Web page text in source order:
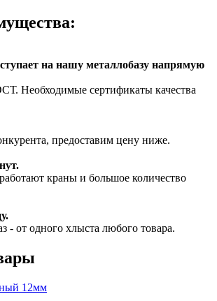
на нашу металлобазу напрямую
Необходимые сертификаты качества
предоставим цену ниже.
краны и большое количество
- от одного хлыста любого товара.